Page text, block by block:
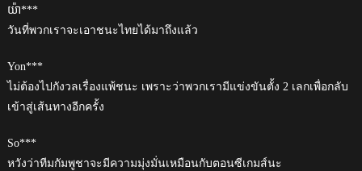
យ៉ា***
วันที่พวกเราจะเอาชนะไทยได้มาถึงแล้ว
Yon***
ไม่ต้องไปกังวลเรื่องแพ้ชนะ เพราะว่าพวกเรามีแข่งขันตั้ง 2 เลกเพื่อกลับ
เข้าสู่เส้นทางอีกครั้ง
So***
หวังว่าทีมกัมพูชาจะมีความมุ่งมั่นเหมือนกับตอนซีเกมส์นะ